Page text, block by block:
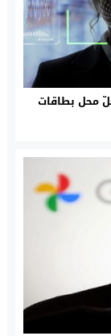
محل بطاقات